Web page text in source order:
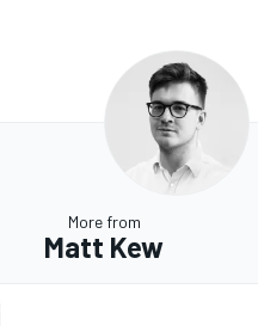
More from
Matt Kew